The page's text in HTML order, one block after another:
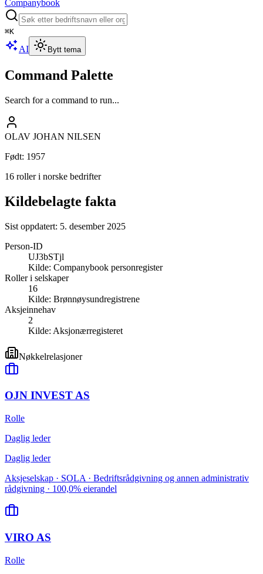
Companybook
⌘K
AI Bytt tema
Command Palette
Search for a command to run...
OLAV JOHAN NILSEN
Født: 1957
16 roller i norske bedrifter
Kildebelagte fakta
Sist oppdatert: 5. desember 2025
Person-ID
UJ3bSTjl
Kilde: Companybook personregister
Roller i selskaper
16
Kilde: Brønnøysundregistrene
Aksjeinnehav
2
Kilde: Aksjonærregisteret
Nøkkelrelasjoner
OJN INVEST AS
Rolle
Daglig leder
Daglig leder
Aksjeselskap · SOLA · Bedriftsrådgivning og annen administrativ
rådgivning · 100,0% eierandel
VIRO AS
Rolle